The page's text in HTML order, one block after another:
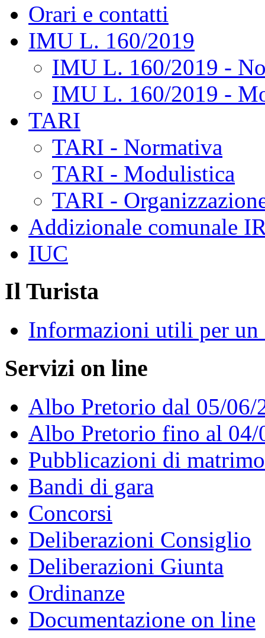
Orari e contatti
IMU L. 160/2019
IMU L. 160/2019 -
IMU L. 160/2019 -
TARI
TARI - Normativa
TARI - Modulistica
TARI -
Addizionale comunale
IUC
Il Turista
Informazioni utili per un
Servizi on line
Albo Pretorio dal 05/06/
Albo Pretorio fino al 04/
Pubblicazioni di
Bandi di gara
Concorsi
Deliberazioni Consiglio
Deliberazioni Giunta
Ordinanze
Documentazione on line